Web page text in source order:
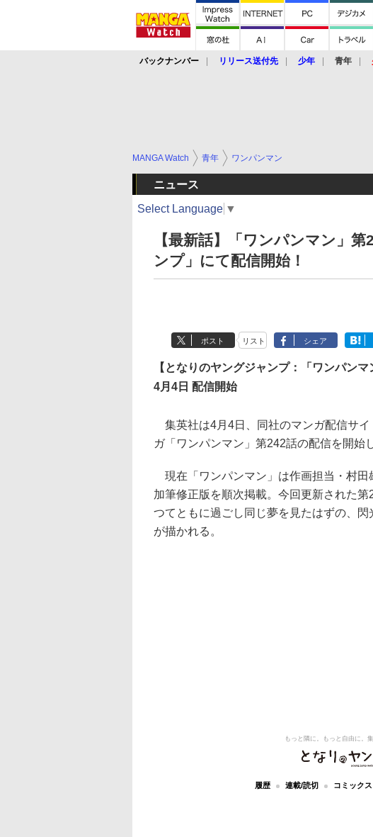
バックナンバー リリース送付先 少年 青年
MANGA Watch 青年 ワンパンマン
ニュース
Select Language ▼
【最新話】「ワンパンマン」
ンプ」にて配信開始！
ポスト リスト シェア
【となりのヤングジャンプ：「ワンパン
4月4日 配信開始
集英社は4月4日、同社のマンガ配信サ
ガ「ワンパンマン」第242話の配信を開始
現在「ワンパンマン」は作画担当・村
加筆修正版を順次掲載。今回更新された
つてともに過ごし同じ夢を見たはずの、
が描かれる。